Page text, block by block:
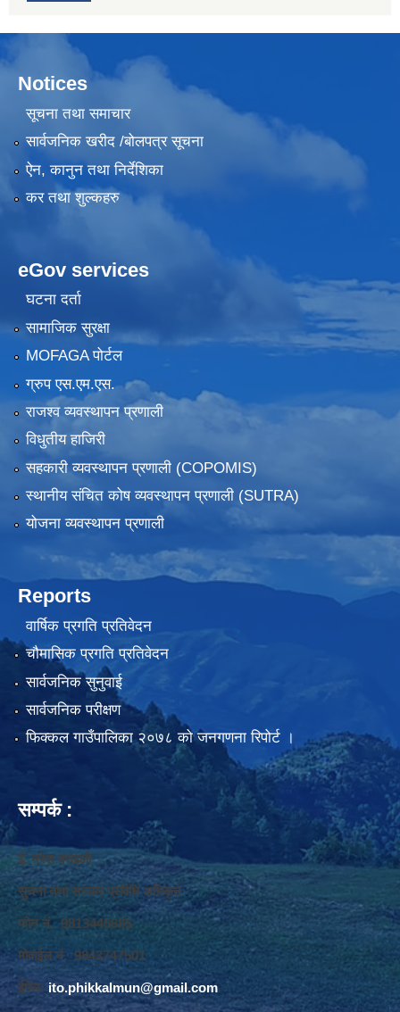
Notices
सूचना तथा समाचार
सार्वजनिक खरीद /बोलपत्र सूचना
ऐन, कानुन तथा निर्देशिका
कर तथा शुल्कहरु
eGov services
घटना दर्ता
सामाजिक सुरक्षा
MOFAGA पोर्टल
ग्रुप एस.एम.एस.
राजश्व व्यवस्थापन प्रणाली
विधुतीय हाजिरी
सहकारी व्यवस्थापन प्रणाली (COPOMIS)
स्थानीय संचित कोष व्यवस्थापन प्रणाली (SUTRA)
योजना व्यवस्थापन प्रणाली
Reports
वार्षिक प्रगति प्रतिवेदन
चौमासिक प्रगति प्रतिवेदन
सार्वजनिक सुनुवाई
सार्वजनिक परीक्षण
फिक्कल गाउँपालिका २०७८ को जनगणना रिपोर्ट ।
सम्पर्क :
ई. नरेश बराइली
सुचना तथा सञ्‍चार प्रविधि अधिकृत
फोन नं. 9813445685
मोवाईल नं. 9843747501
ईमेलःito.phikkalmun@gmail.com